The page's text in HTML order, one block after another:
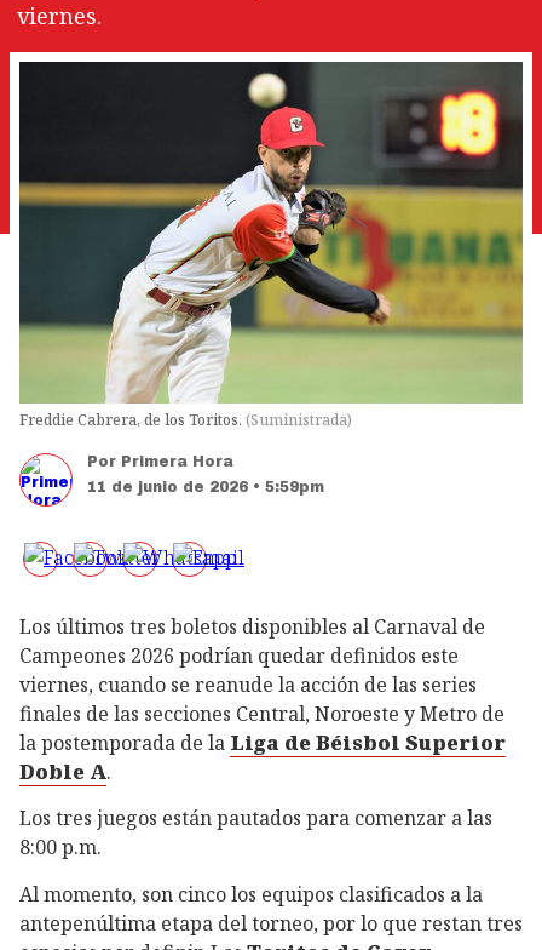
viernes.
Freddie Cabrera, de los Toritos. (Suministrada)
Por Primera Hora
11 de junio de 2026 • 5:59pm
Los últimos tres boletos disponibles al Carnaval de
Campeones 2026 podrían quedar definidos este
viernes, cuando se reanude la acción de las series
finales de las secciones Central, Noroeste y Metro de
la postemporada de la Liga de Béisbol Superior
Doble A.
Los tres juegos están pautados para comenzar a las
8:00 p.m.
Al momento, son cinco los equipos clasificados a la
antepenúltima etapa del torneo, por lo que restan tres